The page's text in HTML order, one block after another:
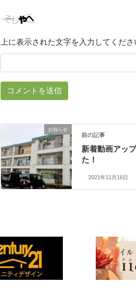
上に表示された文字を入力してくださ
お知らせ
前の記事
新着動画アッ
た！
2021年11月16日